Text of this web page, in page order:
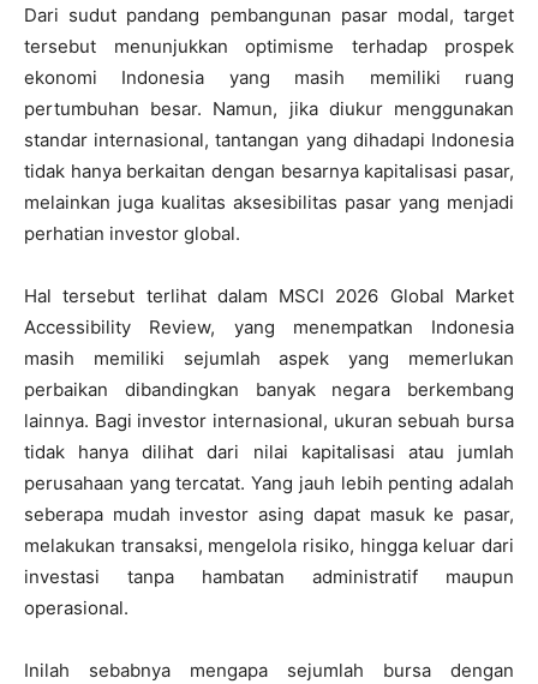
Dari sudut pandang pembangunan pasar modal, target
tersebut menunjukkan optimisme terhadap prospek
ekonomi Indonesia yang masih memiliki ruang
pertumbuhan besar. Namun, jika diukur menggunakan
standar internasional, tantangan yang dihadapi Indonesia
tidak hanya berkaitan dengan besarnya kapitalisasi pasar,
melainkan juga kualitas aksesibilitas pasar yang menjadi
perhatian investor global.
Hal tersebut terlihat dalam MSCI 2026 Global Market
Accessibility Review, yang menempatkan Indonesia
masih memiliki sejumlah aspek yang memerlukan
perbaikan dibandingkan banyak negara berkembang
lainnya. Bagi investor internasional, ukuran sebuah bursa
tidak hanya dilihat dari nilai kapitalisasi atau jumlah
perusahaan yang tercatat. Yang jauh lebih penting adalah
seberapa mudah investor asing dapat masuk ke pasar,
melakukan transaksi, mengelola risiko, hingga keluar dari
investasi tanpa hambatan administratif maupun
operasional.
Inilah sebabnya mengapa sejumlah bursa dengan